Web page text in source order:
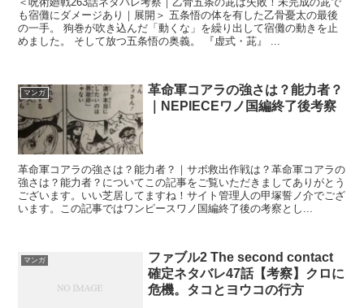
も宿儺にダメージあり｜展開＞ 五条悟の体を有した乙骨憂太の最後
の一手。 狗巻が吹き込んだ「動くな」を繰り出して宿儺の動きを止
めました。 そして放つ五条悟の奥義。 『虚式・茈』 ...
マンガ
革命軍コアラの強さは？能力者？
｜NEPIECEワノ国編終了後考察
革命軍コアラの強さは？能力者？｜サボ救出作戦は？革命軍コアラの
強さは？能力者？についてこの記事をご覧いただきましてありがとう
ございます。いい芝居してますね！サイト管理人の甲塚誓ノ介でござ
います。この記事ではワンピースワノ国編終了後の考察とし...
マンガ
ファブル2 The second contact
確定ネタバレ47話【考察】クロに
危機。タコとヨウコの行方